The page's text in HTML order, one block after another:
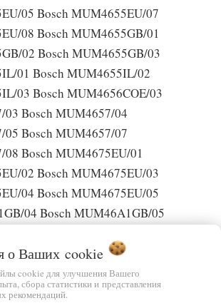
05 Bosch MUM4655EU/07
08 Bosch MUM4655GB/01
02 Bosch MUM4655GB/03
01 Bosch MUM4655IL/02
03 Bosch MUM4656COE/03
03 Bosch MUM4657/04
05 Bosch MUM4657/07
Bosch MUM4675EU/01
02 Bosch MUM4675EU/03
04 Bosch MUM4675EU/05
04 Bosch MUM46A1GB/05
03 Bosch MUM46CR1/04
05 Bosch MUM46CR2/03
04 Bosch MUM46CR2/05
о Ваших cookie
cookie для улучшения Вашего
сбора статистики и представления
рекомендаций.